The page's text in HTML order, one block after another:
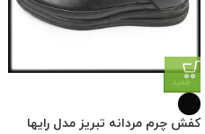
جدید
کفش چرم مردانه تبریز مدل رایها